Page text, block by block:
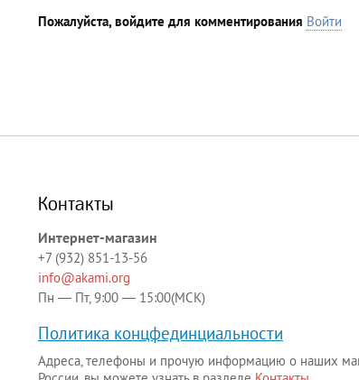
Пожалуйста, войдите для комментирования Войти
Контакты
Интернет-магазин
+7 (932) 851-13-56
info@akami.org
Пн — Пт, 9:00 — 15:00(МСК)
Политика концфединциальности
Адреса, телефоны и прочую информацию о наших